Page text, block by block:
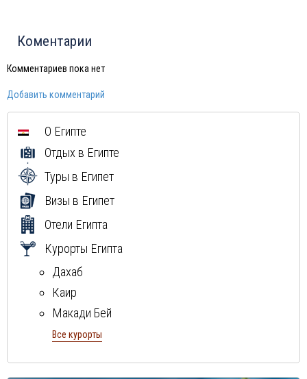
Коментарии
Комментариев пока нет
Добавить комментарий
О Египте
Отдых в Египте
Туры в Египет
Визы в Египет
Отели Египта
Курорты Египта
Дахаб
Каир
Макади Бей
Марса Алам
Шарм Эль Шейх
Все курорты